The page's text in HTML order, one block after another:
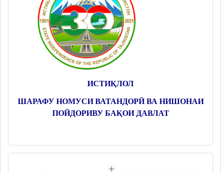
ИСТИҚЛОЛ
ШАРАФУ НОМУСИ ВАТАНДОРӢ ВА НИШОНАИ
ПОЙДОРИВУ БАҚОИ ДАВЛАТ